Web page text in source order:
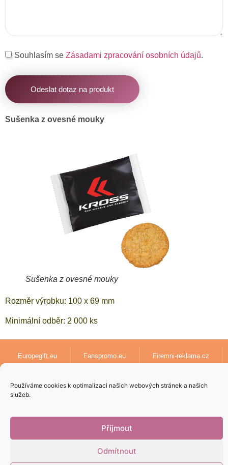
Používáme cookies k optimalizaci našich webových stránek a našich
služeb.
Příjmout
Odmítnout
Souhlasím se Zásadami zpracování osobních údajů.
Odeslat dotaz na produkt
Sušenka z ovesné mouky
Sušenka z ovesné mouky
Rozměr výrobku: 100 x 69 mm
Minimální odběr: 2 000 ks
Europegift.eu Fanspromo.eu Firemni-reklama.cz